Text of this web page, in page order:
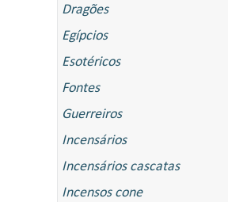
Dragões
Egípcios
Esotéricos
Fontes
Guerreiros
Incensários
Incensários cascatas
Incensos cone